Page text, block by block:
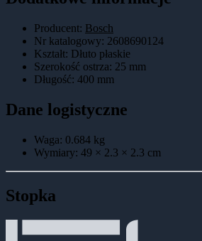
Producent: Bosch
Nr katalogowy: 2608690124
Kształt: Dłuto płaskie
Szerokość ostrza: 25 mm
Długość: 400 mm
Dane logistyczne
Waga: 0.684 kg
Wymiary: 49 × 2.3 × 2.3 cm
Stopka